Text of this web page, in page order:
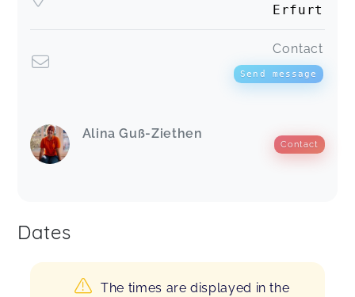
Erfurt
Contact
Send message
Alina Guß-Ziethen
Contact
Dates
The times are displayed in the